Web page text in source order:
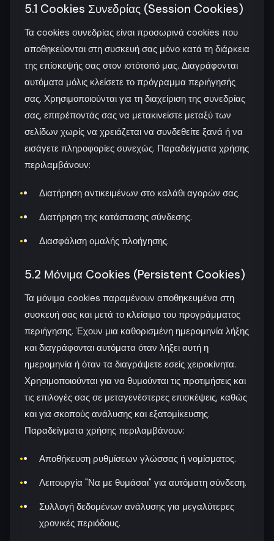
5.1 Cookies Συνεδρίας (Session Cookies)
Τα cookies συνεδρίας είναι προσωρινά cookies που
αποθηκεύονται στη συσκευή σας μόνο κατά τη διάρκεια
της επίσκεψής σας στον ιστότοπό μας. Διαγράφονται
αυτόματα μόλις κλείσετε το πρόγραμμα περιήγησής
σας. Χρησιμοποιούνται για τη διαχείριση της συνεδρίας
σας, επιτρέποντάς σας να μετακινείστε μεταξύ των
σελίδων χωρίς να χρειάζεται να συνδεθείτε ξανά ή να
εισάγετε πληροφορίες συνεχώς. Παραδείγματα χρήσης
περιλαμβάνουν:
Διατήρηση αντικειμένων στο καλάθι αγορών σας.
Διατήρηση της κατάστασης σύνδεσης.
Διασφάλιση ομαλής πλοήγησης.
5.2 Μόνιμα Cookies (Persistent Cookies)
Τα μόνιμα cookies παραμένουν αποθηκευμένα στη
συσκευή σας και μετά το κλείσιμο του προγράμματος
περιήγησης. Έχουν μια καθορισμένη ημερομηνία λήξης
και διαγράφονται αυτόματα όταν λήξει αυτή η
ημερομηνία ή όταν τα διαγράψετε εσείς χειροκίνητα.
Χρησιμοποιούνται για να θυμούνται τις προτιμήσεις και
τις επιλογές σας σε μεταγενέστερες επισκέψεις, καθώς
και για σκοπούς ανάλυσης και εξατομίκευσης.
Παραδείγματα χρήσης περιλαμβάνουν:
Αποθήκευση ρυθμίσεων γλώσσας ή νομίσματος.
Λειτουργία "Να με θυμάσαι" για αυτόματη σύνδεση.
Συλλογή δεδομένων ανάλυσης για μεγαλύτερες
χρονικές περιόδους.